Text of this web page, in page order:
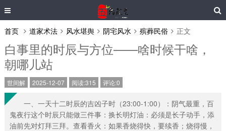
首页 道家术法 风水堪舆 阴宅风水 殡葬民俗 正文
白事里的时辰与方位——啥时候干啥，
朝哪儿站
世间解 2025-12-07 阅读:315 评论:0
一、一天十二时辰的吉凶子时（23:00-1:00）：阴气最重，百
鬼夜行这个时辰只能做三件事：换长明灯油：必须是长子动手，添
油前先对灯拜三拜。查看香火：如果香烧得快，要续香；烧得慢，